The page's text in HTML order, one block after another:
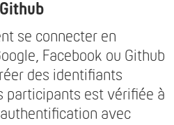
se connecter en
Facebook ou Github
des identifiants
participants est vérifiée à
avec